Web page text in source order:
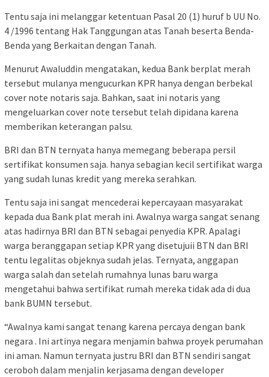
Tentu saja ini melanggar ketentuan Pasal 20 (1) huruf b UU No.
4 /1996 tentang Hak Tanggungan atas Tanah beserta Benda-
Benda yang Berkaitan dengan Tanah.
Menurut Awaluddin mengatakan, kedua Bank berplat merah
tersebut mulanya mengucurkan KPR hanya dengan berbekal
cover note notaris saja. Bahkan, saat ini notaris yang
mengeluarkan cover note tersebut telah dipidana karena
memberikan keterangan palsu.
BRI dan BTN ternyata hanya memegang beberapa persil
sertifikat konsumen saja. hanya sebagian kecil sertifikat warga
yang sudah lunas kredit yang mereka serahkan.
Tentu saja ini sangat mencederai kepercayaan masyarakat
kepada dua Bank plat merah ini. Awalnya warga sangat senang
atas hadirnya BRI dan BTN sebagai penyedia KPR. Apalagi
warga beranggapan setiap KPR yang disetujuii BTN dan BRI
tentu legalitas objeknya sudah jelas. Ternyata, anggapan
warga salah dan setelah rumahnya lunas baru warga
mengetahui bahwa sertifikat rumah mereka tidak ada di dua
bank BUMN tersebut.
“Awalnya kami sangat tenang karena percaya dengan bank
negara . Ini artinya negara menjamin bahwa proyek perumahan
ini aman. Namun ternyata justru BRI dan BTN sendiri sangat
ceroboh dalam menjalin kerjasama dengan developer